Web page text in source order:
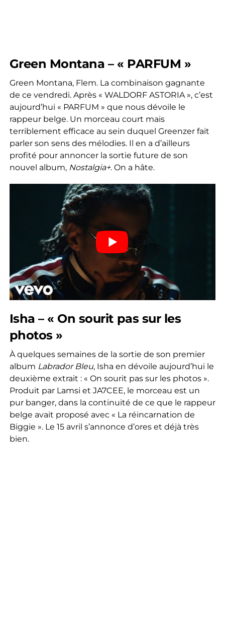
Green Montana – « PARFUM »
Green Montana, Flem. La combinaison gagnante
de ce vendredi. Après « WALDORF ASTORIA », c’est
aujourd’hui « PARFUM » que nous dévoile le
rappeur belge. Un morceau court mais
terriblement efficace au sein duquel Greenzer fait
parler son sens des mélodies. Il en a d’ailleurs
profité pour annoncer la sortie future de son
nouvel album, Nostalgia+. On a hâte.
Isha – « On sourit pas sur les
photos »
À quelques semaines de la sortie de son premier
album Labrador Bleu, Isha en dévoile aujourd’hui le
deuxième extrait : « On sourit pas sur les photos ».
Produit par Lamsi et JA7CEE, le morceau est un
pur banger, dans la continuité de ce que le rappeur
belge avait proposé avec « La réincarnation de
Biggie ». Le 15 avril s’annonce d’ores et déjà très
bien.